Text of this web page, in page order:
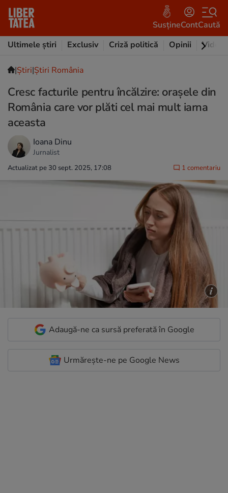
SusțineContCaută
Ultimele știri
Exclusiv Criză politică Opinii Video
|Ştiri|Știri România
Cresc facturile pentru încălzire: orașele din
România care vor plăti cel mai mult iarna
aceasta
Ioana Dinu
Jurnalist
Actualizat pe 30 sept. 2025, 17:08 1 comentariu
Adaugă-ne ca sursă preferată în Google
Urmărește-ne pe Google News